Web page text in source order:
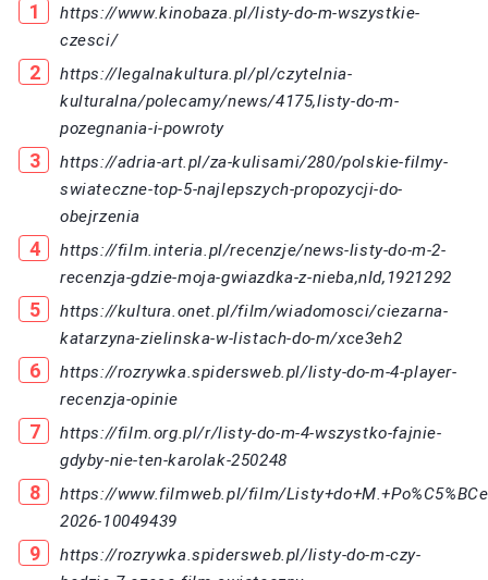
https://www.kinobaza.pl/listy-do-m-wszystkie-
czesci/
https://legalnakultura.pl/pl/czytelnia-
kulturalna/polecamy/news/4175,listy-do-m-
pozegnania-i-powroty
https://adria-art.pl/za-kulisami/280/polskie-filmy-
swiateczne-top-5-najlepszych-propozycji-do-
obejrzenia
https://film.interia.pl/recenzje/news-listy-do-m-2-
recenzja-gdzie-moja-gwiazdka-z-nieba,nId,1921292
https://kultura.onet.pl/film/wiadomosci/ciezarna-
katarzyna-zielinska-w-listach-do-m/xce3eh2
https://rozrywka.spidersweb.pl/listy-do-m-4-player-
recenzja-opinie
https://film.org.pl/r/listy-do-m-4-wszystko-fajnie-
gdyby-nie-ten-karolak-250248
https://www.filmweb.pl/film/
2026-10049439
https://rozrywka.spidersweb.pl/listy-do-m-czy-